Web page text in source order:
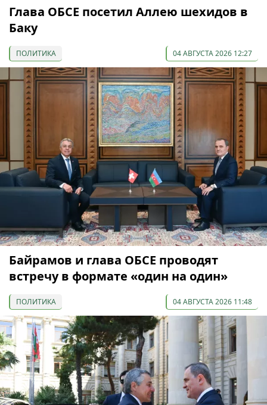
Глава ОБСЕ посетил Аллею шехидов в
Баку
ПОЛИТИКА 04 АВГУСТА 2026 12:27
Байрамов и глава ОБСЕ проводят
встречу в формате «один на один»
ПОЛИТИКА 04 АВГУСТА 2026 11:48